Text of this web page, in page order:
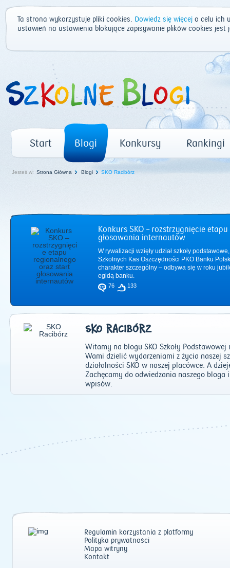
Ta strona wykorzystuje pliki cookies. Dowiedz się więcej o celu ich
ustawień na ustawienia blokujące zapisywanie plików cookies
Start Blogi Konkursy Rankingi
Jesteś w: Strona Główna Blogi SKO Racibórz
Konkurs SKO – rozstrzygnięcie
głosowania internautów
W rywalizacji wzięły udział szkoły
Szkolnych Kas Oszczędności PKO Banku
charakter szczególny – odbywa się w roku
egidą banku.
76 133
SKO RACIBÓRZ
Witamy na blogu SKO Szkoły
Wami dzielić wydarzeniami z życia naszej
działalności SKO w naszej placówce. A
Zachęcamy do odwiedzania naszego bloga
wpisów.
Regulamin korzystania z platformy
Polityka prywatności
Mapa witryny
Kontakt